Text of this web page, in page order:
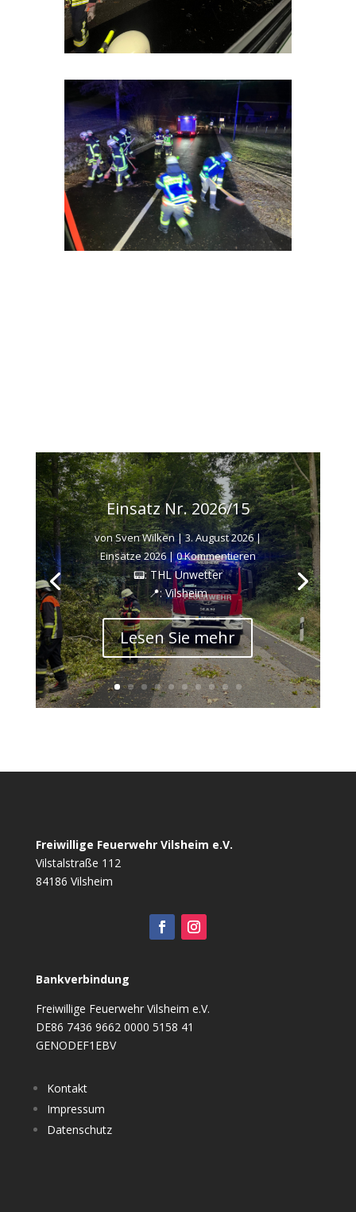
Einsatz Nr. 2026/15
vonSven Wilken|3. August 2026|
Einsätze 2026| 0 Kommentieren
📟: THL Unwetter
📍: Vilsheim
Lesen Sie mehr
Freiwillige Feuerwehr Vilsheim e.V.
Vilstalstraße 112
84186 Vilsheim
Bankverbindung
Freiwillige Feuerwehr Vilsheim e.V.
DE86 7436 9662 0000 5158 41
GENODEF1EBV
Kontakt
Impressum
Datenschutz